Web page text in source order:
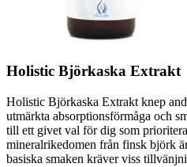
Holistic Björkaska Extrakt
Holistic Björkaska Extrakt knep
utmärkta absorptionsförmåga och
till ett givet val för dig som
mineralrikedomen från finsk björk
basiska smaken kräver viss